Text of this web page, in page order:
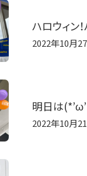
ハロウィン
2022年10月
明日は
2022年10月